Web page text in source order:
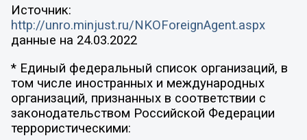
Источник:
http://unro.minjust.ru/NKOForeignAgent.aspx
данные на 24.03.2022
* Единый федеральный список организаций, в
том числе иностранных и международных
организаций, признанных в соответствии с
законодательством Российской Федерации
террористическими: